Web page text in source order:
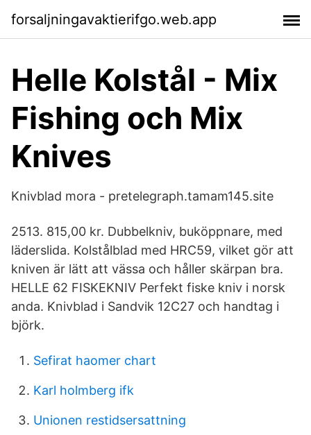
forsaljningavaktierifgo.web.app
Helle Kolstål - Mix
Fishing och Mix
Knives
Knivblad mora - pretelegraph.tamam145.site
2513. 815,00 kr. Dubbelkniv, buköppnare, med
läderslida. Kolstålblad med HRC59, vilket gör att
kniven är lätt att vässa och håller skärpan bra.
HELLE 62 FISKEKNIV Perfekt fiske kniv i norsk
anda. Knivblad i Sandvik 12C27 och handtag i
björk.
Sefirat haomer chart
Karl holmberg ifk
Unionen restidsersattning